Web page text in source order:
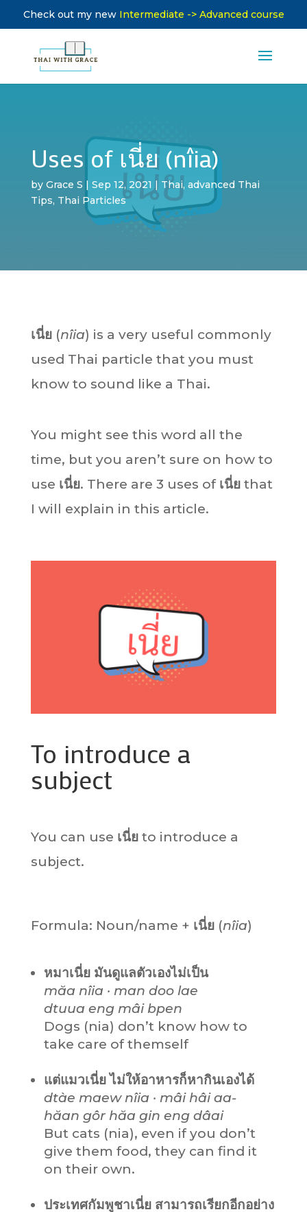
Check out my new Intermediate -> Advanced course
Uses of เนี่ย (nîia)
by Grace S | Sep 12, 2021 | Thai, advanced Thai
Tips, Thai Particles
เนี่ย(nîia) is a very useful commonly
used Thai particle that you must
know to sound like a Thai.
You might see this word all the
time, but you aren’t sure on how to
use เนี่ย. There are 3 uses of เนี่ยthat
I will explain in this article.
To introduce a
subject
You can use เนี่ยto introduce a
subject.
Formula: Noun/name + เนี่ย(nîia)
หมาเนี่ย มันดูแลตัวเองไม่เป็น
măa nîia · man doo lae
dtuua eng mâi bpen
Dogs (nia) don’t know how to
take care of themself
แต่แมวเนี่ย ไม่ให้อาหารก็หากินเองได้
dtàe maew nîia · mâi hâi aa-
hăan gôr hăa gin eng dâai
But cats (nia), even if you don’t
give them food, they can find it
on their own.
ประเทศกัมพูชาเนี่ย สามารถเรียกอีกอย่าง